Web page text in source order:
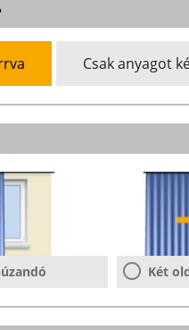
Csak anyagot
Két